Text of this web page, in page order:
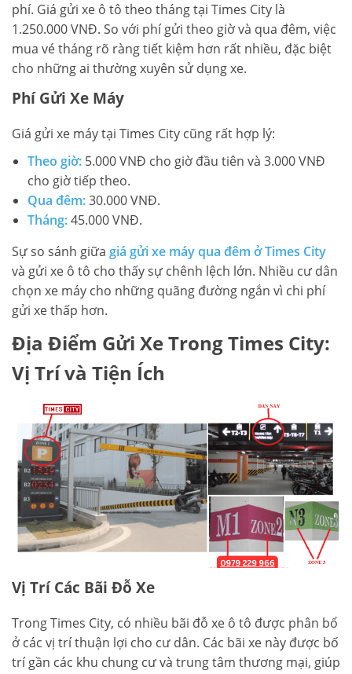
phí. Giá gửi xe ô tô theo tháng tại Times City là
1.250.000 VNĐ. So với phí gửi theo giờ và qua đêm, việc
mua vé tháng rõ ràng tiết kiệm hơn rất nhiều, đặc biệt
cho những ai thường xuyên sử dụng xe.
Phí Gửi Xe Máy
Giá gửi xe máy tại Times City cũng rất hợp lý:
Theo giờ: 5.000 VNĐ cho giờ đầu tiên và 3.000 VNĐ
cho giờ tiếp theo.
Qua đêm:30.000 VNĐ.
Tháng:45.000 VNĐ.
Sự so sánh giữa giá gửi xe máy qua đêm ở Times City
và gửi xe ô tô cho thấy sự chênh lệch lớn. Nhiều cư dân
chọn xe máy cho những quãng đường ngắn vì chi phí
gửi xe thấp hơn.
Địa Điểm Gửi Xe Trong Times City:
Vị Trí và Tiện Ích
Vị Trí Các Bãi Đỗ Xe
Trong Times City, có nhiều bãi đỗ xe ô tô được phân bổ
ở các vị trí thuận lợi cho cư dân. Các bãi xe này được bố
trí gần các khu chung cư và trung tâm thương mại, giúp